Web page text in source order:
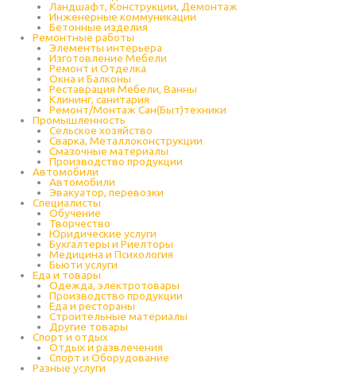
Ландшафт, Конструкции, Демонтаж
Инженерные коммуникации
Бетонные изделия
Ремонтные работы
Элементы интерьера
Изготовление Мебели
Ремонт и Отделка
Окна и Балконы
Реставрация Мебели, Ванны
Клининг, санитария
Ремонт/Монтаж Сан(Быт)техники
Промышленность
Cельское хозяйство
Сварка, Металлоконструкции
Cмазочные материалы
Производство продукции
Автомобили
Автомобили
Эвакуатор, перевозки
Специалисты
Обучение
Творчество
Юридические услуги
Бухгалтеры и Риелторы
Медицина и Психология
Бьюти услуги
Еда и товары
Одежда, электротовары
Производство продукции
Еда и рестораны
Строительные материалы
Другие товары
Спорт и отдых
Отдых и развлечения
Спорт и Оборудование
Разные услуги